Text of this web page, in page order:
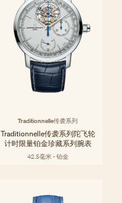
Traditionnelle传袭系列
Traditionnelle传袭系列陀飞轮
计时限量铂金珍藏系列腕表
42.5毫米 - 铂金